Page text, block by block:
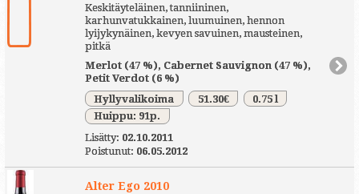
Keskitäyteläinen, tanniininen,
karhunvatukkainen, luumuinen, hennon
lyijykynäinen, kevyen savuinen, mausteinen,
pitkä
Merlot (47 %), Cabernet Sauvignon (47 %),
Petit Verdot (6 %)
Hyllyvalikoima
51.30€
0.75 l
Huippu: 91p.
Lisätty: 02.10.2011
Poistunut: 06.05.2012
Alter Ego 2010